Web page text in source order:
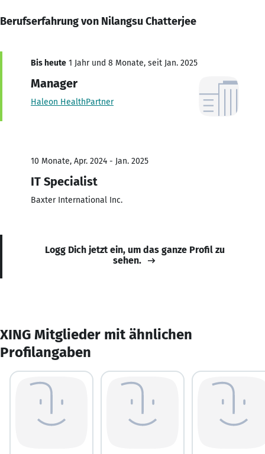
Berufserfahrung von Nilangsu Chatterjee
Bis heute 1 Jahr und 8 Monate, seit Jan. 2025
Manager
Haleon HealthPartner
10 Monate, Apr. 2024 - Jan. 2025
IT Specialist
Baxter International Inc.
Logg Dich jetzt ein, um das ganze Profil zu
sehen.
XING Mitglieder mit ähnlichen
Profilangaben